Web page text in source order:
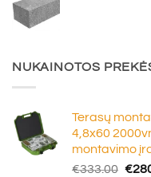
NUKAINOTOS
Terasų
4,8x60
montavimo
€333.00 €